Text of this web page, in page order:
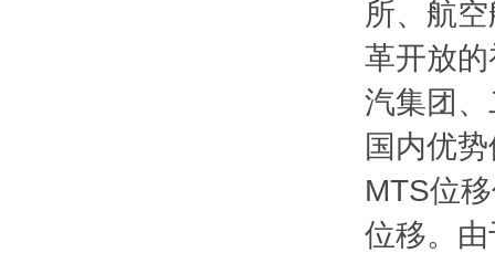
所、航
革开放
汽集团
国内优
MTS位
位移。